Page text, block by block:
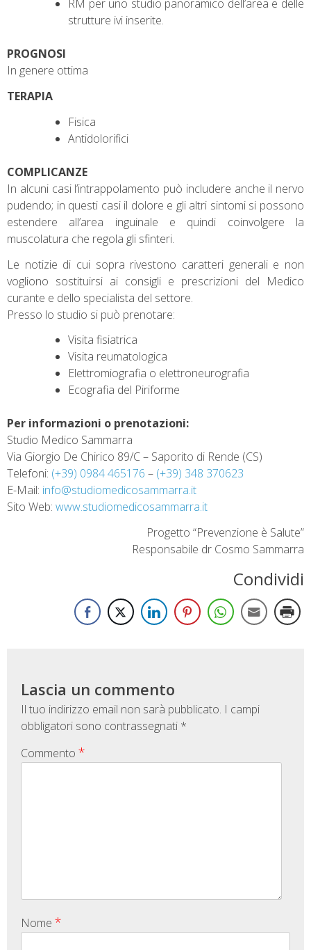
RM per uno studio panoramico dell’area e delle
strutture ivi inserite.
PROGNOSI
In genere ottima
TERAPIA
Fisica
Antidolorifici
COMPLICANZE
In alcuni casi l’intrappolamento può includere anche il nervo
pudendo; in questi casi il dolore e gli altri sintomi si possono
estendere all’area inguinale e quindi coinvolgere la
muscolatura che regola gli sfinteri.
Le notizie di cui sopra rivestono caratteri generali e non
vogliono sostituirsi ai consigli e prescrizioni del Medico
curante e dello specialista del settore.
Presso lo studio si può prenotare:
Visita fisiatrica
Visita reumatologica
Elettromiografia o elettroneurografia
Ecografia del Piriforme
Per informazioni o prenotazioni:
Studio Medico Sammarra
Via Giorgio De Chirico 89/C – Saporito di Rende (CS)
Telefoni: (+39) 0984 465176 – (+39) 348 370623
E-Mail: info@studiomedicosammarra.it
Sito Web: www.studiomedicosammarra.it
Progetto “Prevenzione è Salute”
Responsabile dr Cosmo Sammarra
Condividi
Lascia un commento
Il tuo indirizzo email non sarà pubblicato. I campi
obbligatori sono contrassegnati *
Commento *
Nome *